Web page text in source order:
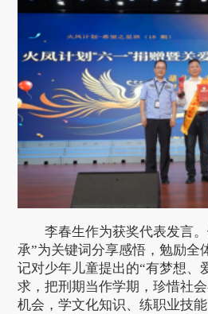
李春生作为获奖代表发言
承”为关键词分享感悟，勉励全
记对少年儿童提出的“有梦想、
求，把刑期当作学期，珍惜社
机会，学文化知识、练职业技